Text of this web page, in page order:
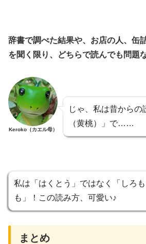
辞書で調べた結果や、お店の人、缶
を聞く限り、どちらで読んでも問題
Keroko（カエル母）
じゃ、私は昔からの
（黄桃）」で……
私は「はくとう」ではなく「しろも
も」！この読み方、可愛い♪
まとめ